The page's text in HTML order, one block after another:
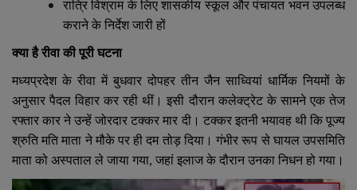
रात्रि विश्राम के लिए शासकीय स्कूल और पंचायत भवन उपलब्ध
कराने के निर्देश जारी हों
क्या है रीवा की पूरी घटना
मध्यप्रदेश के रीवा में बुधवार दोपहर तीन जैन साध्वियां धार्मिक नियमों के
अनुसार पैदल विहार कर रही थीं। इसी दौरान कलेक्ट्रेट के सामने एक तेज
रफ्तार कार ने उन्हें जोरदार टक्कर मार दी। टक्कर इतनी भयावह थी कि पूज्य
श्रुति मति माता ने मौके पर ही दम तोड़ दिया। गंभीर रूप से घायल उपसमिति
माता को अस्पताल ले जाया गया, जहां इलाज के दौरान उनका निधन हो गया।